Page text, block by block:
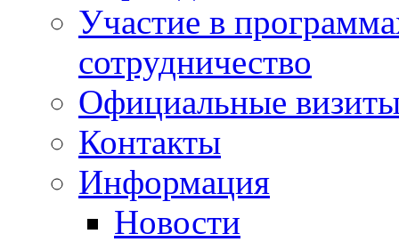
Участие в
сотрудничество
Официальные
Контакты
Информация
Новости